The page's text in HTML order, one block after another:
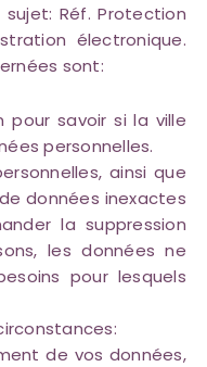
Réf. Protection
électronique.
sont:
pour savoir si la ville
personnelles.
ainsi que
données inexactes
la suppression
les données ne
pour lesquels
de vos données,